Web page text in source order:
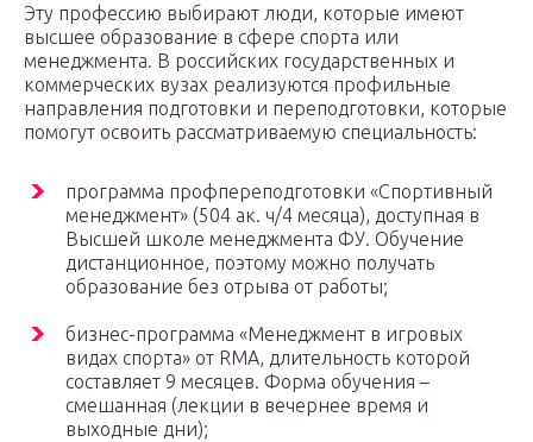
Эту профессию выбирают люди, которые имеют
высшее образование в сфере спорта или
менеджмента. В российских государственных и
коммерческих вузах реализуются профильные
направления подготовки и переподготовки, которые
помогут освоить рассматриваемую специальность:
программа профпереподготовки «Спортивный
менеджмент» (504 ак. ч/4 месяца), доступная в
Высшей школе менеджмента ФУ. Обучение
дистанционное, поэтому можно получать
образование без отрыва от работы;
бизнес-программа «Менеджмент в игровых
видах спорта» от RMA, длительность которой
составляет 9 месяцев. Форма обучения –
смешанная (лекции в вечернее время и
выходные дни);